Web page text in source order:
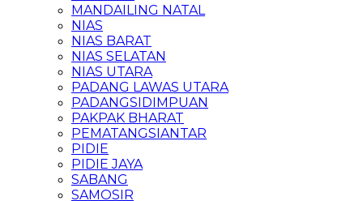
MANDAILING NATAL
NIAS
NIAS BARAT
NIAS SELATAN
NIAS UTARA
PADANG LAWAS UTARA
PADANGSIDIMPUAN
PAKPAK BHARAT
PEMATANGSIANTAR
PIDIE
PIDIE JAYA
SABANG
SAMOSIR